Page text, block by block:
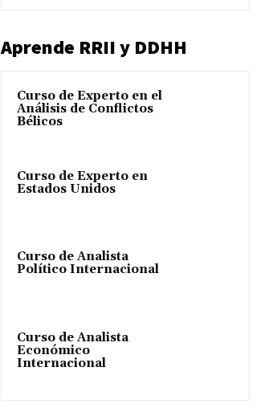
Aprende RRII y DDHH
Curso de Experto en el
Análisis de Conflictos
Bélicos
Curso de Experto en
Estados Unidos
Curso de Analista
Político Internacional
Curso de Analista
Económico
Internacional